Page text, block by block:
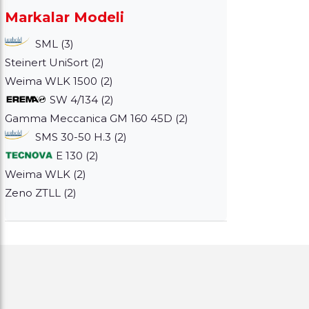
Markalar Modeli
SML (3)
Steinert UniSort (2)
Weima WLK 1500 (2)
SW 4/134 (2)
Gamma Meccanica GM 160 45D (2)
SMS 30-50 H.3 (2)
E 130 (2)
Weima WLK (2)
Zeno ZTLL (2)